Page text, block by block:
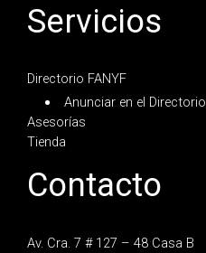
Servicios
Directorio FANYF
Anunciar en el Directorio
Asesorías
Tienda
Contacto
Av. Cra. 7 # 127 – 48 Casa B